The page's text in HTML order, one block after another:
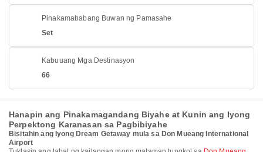
Pinakamababang Buwan ng Pamasahe
Set
Kabuuang Mga Destinasyon
66
Hanapin ang Pinakamagandang Biyahe at Kunin ang Iyong
Perpektong Karanasan sa Pagbibiyahe
Bisitahin ang Iyong Dream Getaway mula sa Don Mueang International
Airport